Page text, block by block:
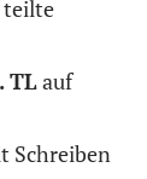
teilte
TLauf
Schreiben